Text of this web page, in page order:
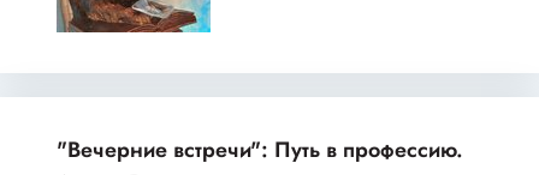
"Вечерние встречи": Путь в профессию.